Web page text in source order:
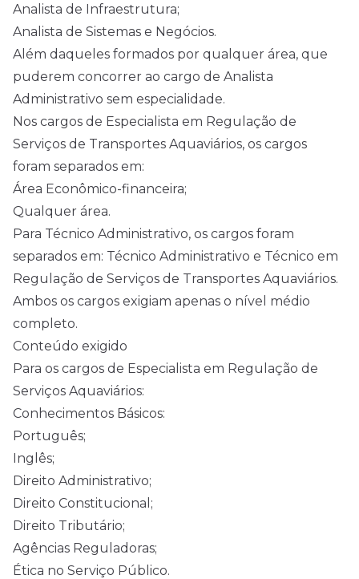
Analista de Infraestrutura;
Analista de Sistemas e Negócios.
Além daqueles formados por qualquer área, que
puderem concorrer ao cargo de Analista
Administrativo sem especialidade.
Nos cargos de Especialista em Regulação de
Serviços de Transportes Aquaviários, os cargos
foram separados em:
Área Econômico-financeira;
Qualquer área.
Para Técnico Administrativo, os cargos foram
separados em: Técnico Administrativo e Técnico em
Regulação de Serviços de Transportes Aquaviários.
Ambos os cargos exigiam apenas o nível médio
completo.
Conteúdo exigido
Para os cargos de Especialista em Regulação de
Serviços Aquaviários:
Conhecimentos Básicos:
Português;
Inglês;
Direito Administrativo;
Direito Constitucional;
Direito Tributário;
Agências Reguladoras;
Ética no Serviço Público.